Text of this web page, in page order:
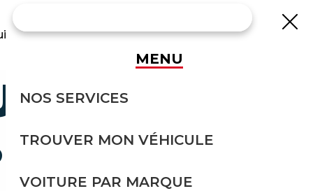
MOTO
MENU
NOS SERVICES
TROUVER MON VÉHICULE
VOITURE PAR MARQUE